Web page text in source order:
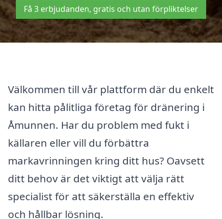
Få 3 erbjudanden, gratis och utan förpliktelser
Välkommen till vår plattform där du enkelt
kan hitta pålitliga företag för dränering i
Åmunnen. Har du problem med fukt i
källaren eller vill du förbättra
markavrinningen kring ditt hus? Oavsett
ditt behov är det viktigt att välja rätt
specialist för att säkerställa en effektiv
och hållbar lösning.